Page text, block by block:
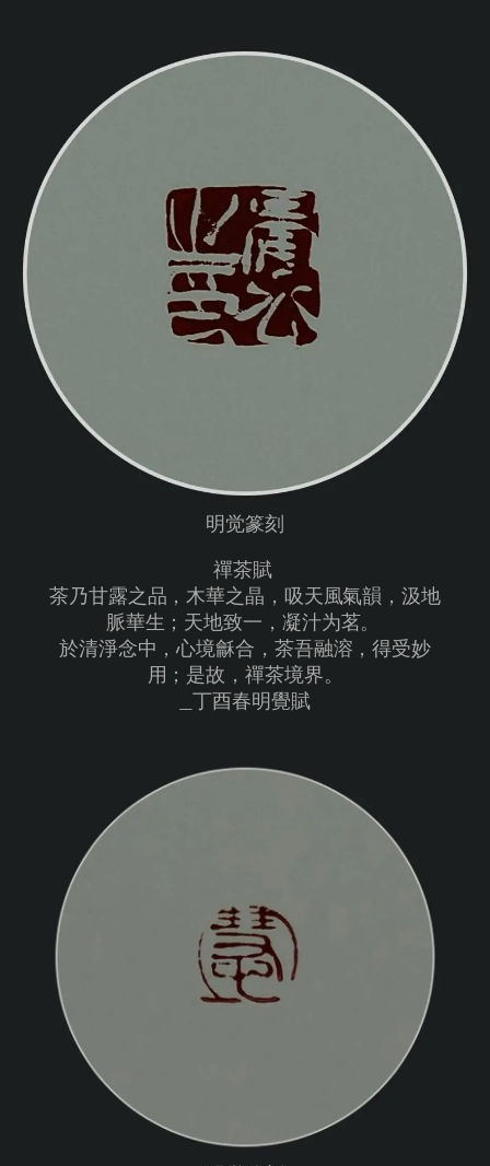
明觉篆刻
禪茶賦
茶乃甘露之品，木華之晶，吸天風氣韻，汲地
脈華生；天地致一，凝汁为茗。
於清淨念中，心境龢合，茶吾融溶，得受妙
用；是故，禪茶境界。
_丁酉春明覺賦